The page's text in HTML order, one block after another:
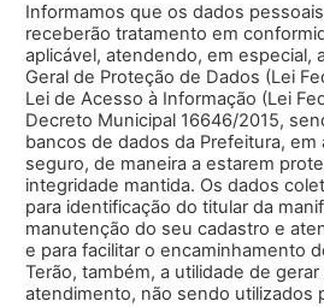
VILA LUZITA
ORATÓRIO
PARAÍSO
DO ESTÁDIO
CURUÇA
Informamos que os dados
receberão tratamento em
aplicável, atendendo, em especial,
Geral de Proteção de Dados (Lei
Lei de Acesso à Informação (Lei
Decreto Municipal 16646/2015,
bancos de dados da Prefeitura,
seguro, de maneira a estarem
integridade mantida. Os dados
para identificação do titular da
manutenção do seu cadastro e
e para facilitar o encaminhamento
Terão, também, a utilidade de
atendimento, não sendo utilizados